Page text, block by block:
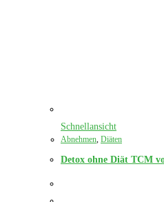
Schnellansicht
Abnehmen Diäten
Detox ohne Diät TCM